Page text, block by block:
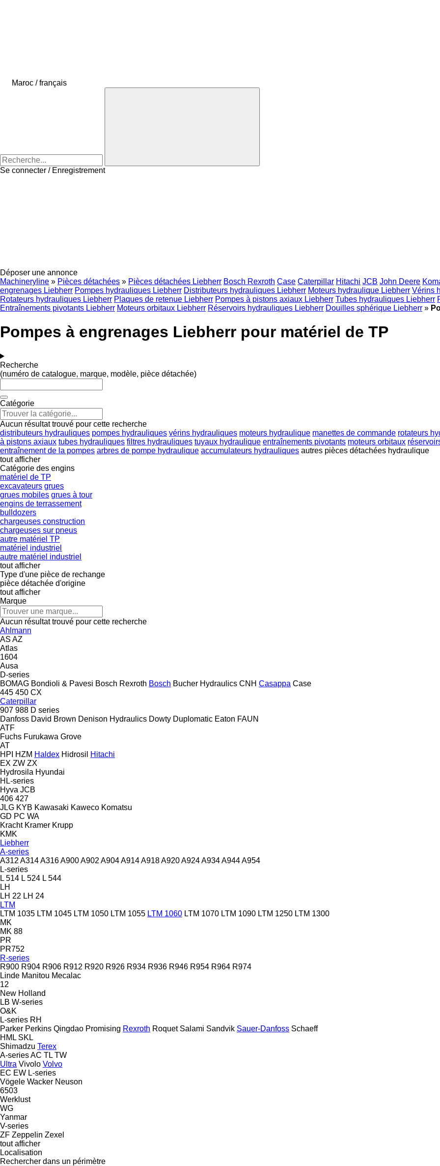
Maroc / français
Se connecter / Enregistrement
Déposer une annonce
Machineryline » Pièces détachées » Pièces détachées Liebherr Bosch Rexroth Case Caterpillar Hitachi JCB John Deere
engrenages Liebherr Pompes hydrauliques Liebherr Distributeurs hydrauliques Liebherr Moteurs hydraulique Liebherr Vérins
Rotateurs hydrauliques Liebherr Plaques de retenue Liebherr Pompes à pistons axiaux Liebherr Tubes hydrauliques Liebherr
Entraînements pivotants Liebherr Moteurs orbitaux Liebherr Réservoirs hydrauliques Liebherr Douilles sphérique Liebherr »
Pompes à engrenages Liebherr pour matériel de TP
Recherche
(numéro de catalogue, marque, modèle, pièce détachée)
Catégorie
Aucun résultat trouvé pour cette recherche
distributeurs hydrauliques pompes hydrauliques vérins hydrauliques moteurs hydraulique manettes de commande rotateurs
à pistons axiaux tubes hydrauliques filtres hydrauliques tuyaux hydraulique entraînements pivotants moteurs orbitaux
entraînement de la pompes arbres de pompe hydraulique accumulateurs hydrauliques autres pièces détachées hydraulique
tout afficher
Catégorie des engins
matériel de TP
excavateurs grues
grues mobiles grues à tour
engins de terrassement
bulldozers
chargeuses construction
chargeuses sur pneus
autre matériel TP
matériel industriel
autre matériel industriel
tout afficher
Type d'une pièce de rechange
pièce détachée d'origine
tout afficher
Marque
Aucun résultat trouvé pour cette recherche
Ahlmann
AS AZ
Atlas
1604
Ausa
D-series
BOMAG Bondioli & Pavesi Bosch Rexroth Bosch Bucher Hydraulics CNH Casappa Case
445 450 CX
Caterpillar
907 988 D series
Danfoss David Brown Denison Hydraulics Dowty Duplomatic Eaton FAUN
ATF
Fuchs Furukawa Grove
AT
HPI
HZM Haldex Hidrosil
Hitachi
EX ZW ZX
Hydrosila Hyundai
HL-series
Hyva JCB
406 427
JLG KYB Kawasaki Kaweco Komatsu
GD PC WA
Kracht Kramer Krupp
KMK
Liebherr
A-series
A312 A314A316A900A902 A904A914A918A920A924A934A944A954
L-series
L 514 L 524 L 544
LH
LH 22 LH 24
LTM
LTM 1035 LTM 1045 LTM 1050 LTM 1055 LTM 1060 LTM 1070 LTM 1090 LTM 1250 LTM 1300
MK
MK 88
PR
PR752
R-series
R900 R904 R906 R912 R920 R926 R934 R936 R946 R954 R964 R974
Linde Manitou Mecalac
12
New Holland
LB W-series
O&K
L-series RH
Parker Perkins Qingdao Promising Rexroth Roquet Salami Sandvik Sauer-Danfoss Schaeff
HML SKL
Shimadzu Terex
A-seriesAC TL TW
Ultra Vivolo Volvo
EC EW L-series
Vögele Wacker Neuson
6503
Werklust
WG
Yanmar
V-series
ZF Zeppelin Zexel
tout afficher
Localisation
Rechercher dans un périmètre